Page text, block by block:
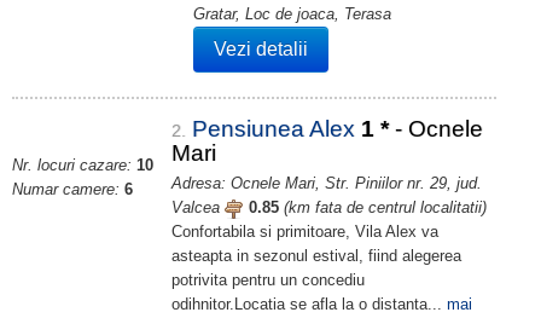
Gratar, Loc de joaca, Terasa
Vezi detalii
Nr. locuri cazare: 10
Numar camere: 6
2. Pensiunea Alex 1 * - Ocnele
Mari
Adresa: Ocnele Mari, Str. Piniilor nr. 29, jud.
Valcea
0.85 (km fata de centrul localitatii)
Confortabila si primitoare, Vila Alex va
asteapta in sezonul estival, fiind alegerea
potrivita pentru un concediu
odihnitor.Locatia se afla la o distanta... mai